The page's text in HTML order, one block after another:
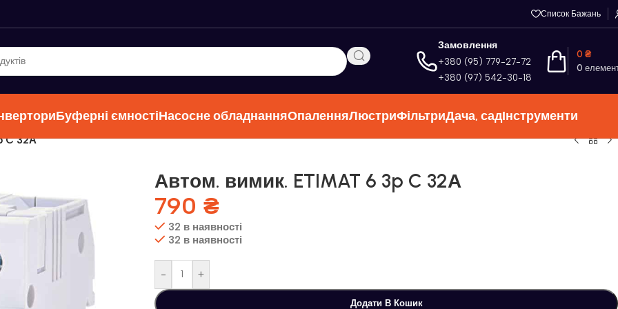
Список Бажань
Замовлення
+380 (95) 779-27-72
+380 (97) 542-30-18
0
0 ₴
Буферні ємностіНасосне обладнанняОпаленняЛюстриФільтриДача, садІнструменти
C 32А
Автом. вимик. ETIMAT 6 3p C 32А
790 ₴
32 в наявності
32 в наявності
- +
Додати В Кошик